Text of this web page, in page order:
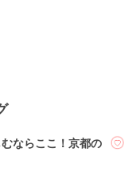
ならここ！京都の